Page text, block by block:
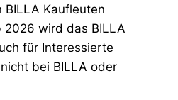
Kaufleuten
wird das BILLA
für Interessierte
bei BILLA oder